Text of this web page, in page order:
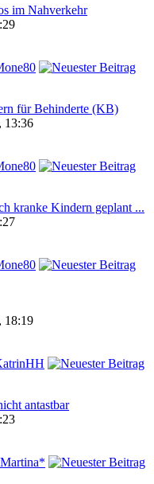
im Nahverkehr
für Behinderte (KB)
13:36
kranke Kindern geplant ...
18:19
antastbar